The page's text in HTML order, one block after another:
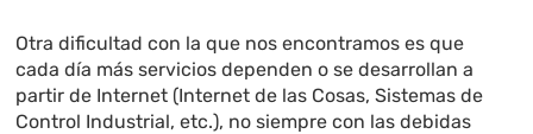
Otra dificultad con la que nos encontramos es que
cada día más servicios dependen o se desarrollan a
partir de Internet (Internet de las Cosas, Sistemas de
Control Industrial, etc.), no siempre con las debidas